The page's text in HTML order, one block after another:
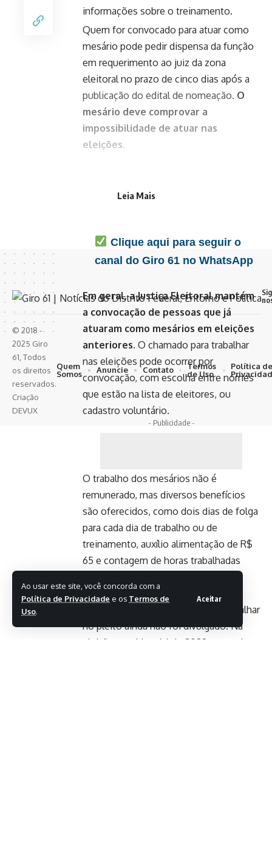
Ao usar este site, você concorda com a
Política de Privacidade e os Termos de
Uso.
Aceitar
informações sobre o treinamento.
Quem for convocado para atuar como
mesário pode pedir dispensa da função
em requerimento ao juiz da zona
eleitoral no prazo de cinco dias após a
publicação do edital de nomeação. O
mesário deve comprovar a
impossibilidade de atuar nas
eleições.
Google e acompanhe as
Clique aqui para seguir o
canal do Giro 61 no WhatsApp
Em geral, a Justiça Eleitoral mantém
a convocação de pessoas que já
atuaram como mesários em eleições
anteriores. O chamado para trabalhar
nas eleições pode ocorrer por
convocação, com escolha entre nomes
que estão na lista de eleitores, ou
cadastro voluntário.
- Publicidade -
O trabalho dos mesários não é
remunerado, mas diversos benefícios
são oferecidos, como dois dias de folga
para cada dia de trabalho ou de
treinamento, auxílio alimentação de R$
65 e contagem de horas trabalhadas
universidades.
O número de mesários que vão trabalhar
no pleito ainda não foi divulgado. Na
eleição presidencial de 2022, cerca de
Leia Mais
© 2018 -
2025 Giro
61, Todos
os direitos
reservados.
Criação
DEVUX
Quem
Somos
Anuncie Contato
Termos
de Uso
Política